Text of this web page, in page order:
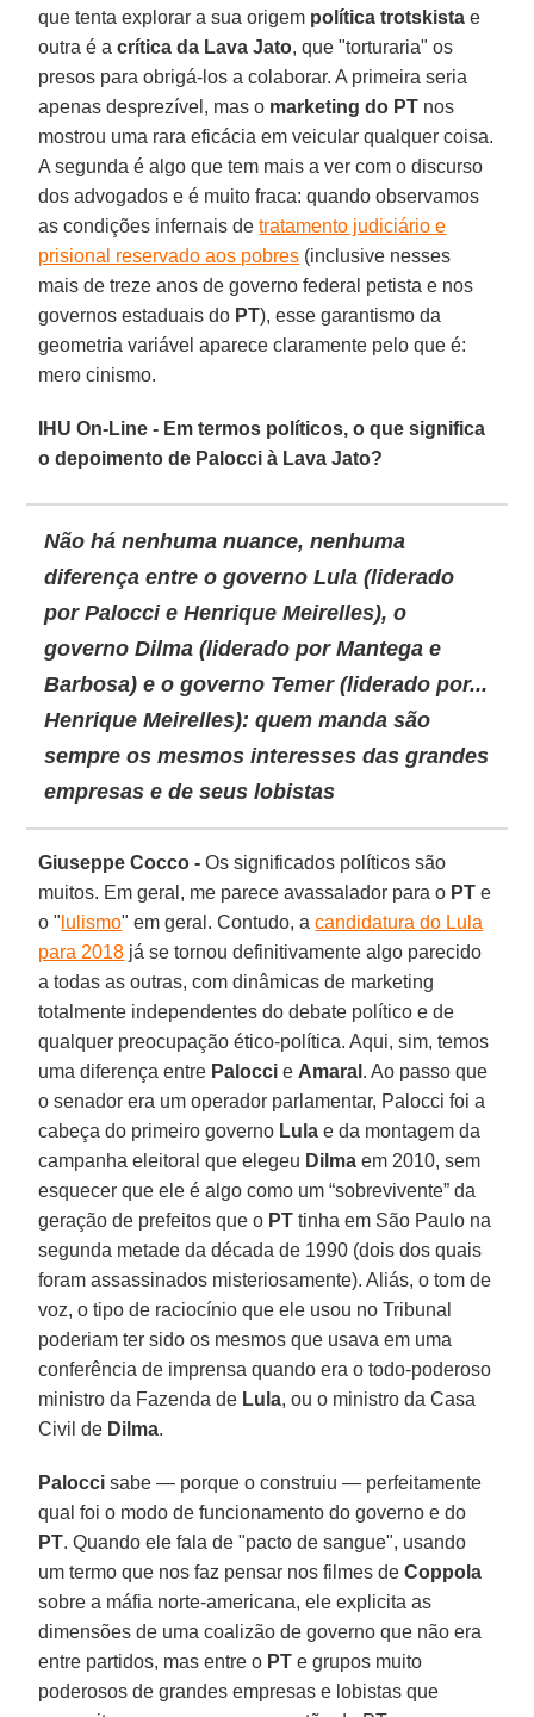
que tenta explorar a sua origem política trotskista e
outra é acrítica da Lava Jato, que "torturaria" os
presos para obrigá-los a colaborar. A primeira seria
apenas desprezível, mas o marketing do PT nos
mostrou uma rara eficácia em veicular qualquer coisa.
A segunda é algo que tem mais a ver com o discurso
dos advogados e é muito fraca: quando observamos
as condições infernais detratamento judiciário e
prisional reservado aos pobres (inclusive nesses
mais de treze anos de governo federal petista e nos
governos estaduais do PT), esse garantismo da
geometria variável aparece claramente pelo que é:
mero cinismo.
IHU On-Line - Em termos políticos, o que significa
o depoimento de Palocci à Lava Jato?
Não há nenhuma nuance, nenhuma
diferença entre o governo Lula (liderado
por Palocci e Henrique Meirelles), o
governo Dilma (liderado por Mantega e
Barbosa) e o governo Temer (liderado por...
Henrique Meirelles): quem manda são
sempre os mesmos interesses das grandes
empresas e de seus lobistas
Giuseppe Cocco - Os significados políticos são
muitos. Em geral, me parece avassalador para o PT e
o " lulismo" em geral. Contudo, acandidatura do Lula
para 2018 já se tornou definitivamente algo parecido
a todas as outras, com dinâmicas de marketing
totalmente independentes do debate político e de
qualquer preocupação ético-política. Aqui, sim, temos
uma diferença entre Palocci e Amaral . Ao passo que
o senador era um operador parlamentar, Palocci foi a
cabeça do primeiro governo Lula e da montagem da
campanha eleitoral que elegeu Dilma em 2010, sem
esquecer que ele é algo como um “sobrevivente” da
geração de prefeitos que o PT tinha em São Paulo na
segunda metade da década de 1990 (dois dos quais
foram assassinados misteriosamente). Aliás, o tom de
voz, o tipo de raciocínio que ele usou no Tribunal
poderiam ter sido os mesmos que usava em uma
conferência de imprensa quando era o todo-poderoso
ministro da Fazenda de Lula, ou o ministro da Casa
Civil de Dilma.
Palocci sabe — porque o construiu — perfeitamente
qual foi o modo de funcionamento do governo e do
PT. Quando ele fala de "pacto de sangue", usando
um termo que nos faz pensar nos filmes deCoppola
sobre a máfia norte-americana, ele explicita as
dimensões de uma coalizão de governo que não era
entre partidos, mas entre o PT e grupos muito
poderosos de grandes empresas e lobistas que